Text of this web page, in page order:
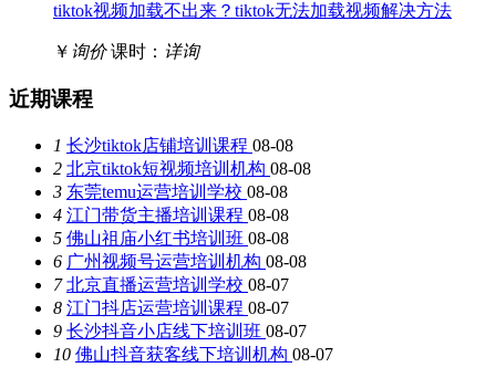
tiktok视频加载不出来？tiktok无法加载视频解决方法
￥ 询价 课时： 详询
近期课程
1 长沙tiktok店铺培训课程 08-08
2 北京tiktok短视频培训机构 08-08
3 东莞temu运营培训学校 08-08
4 江门带货主播培训课程 08-08
5 佛山祖庙小红书培训班 08-08
6 广州视频号运营培训机构 08-08
7 北京直播运营培训学校 08-07
8 江门抖店运营培训课程 08-07
9 长沙抖音小店线下培训班 08-07
10 佛山抖音获客线下培训机构 08-07